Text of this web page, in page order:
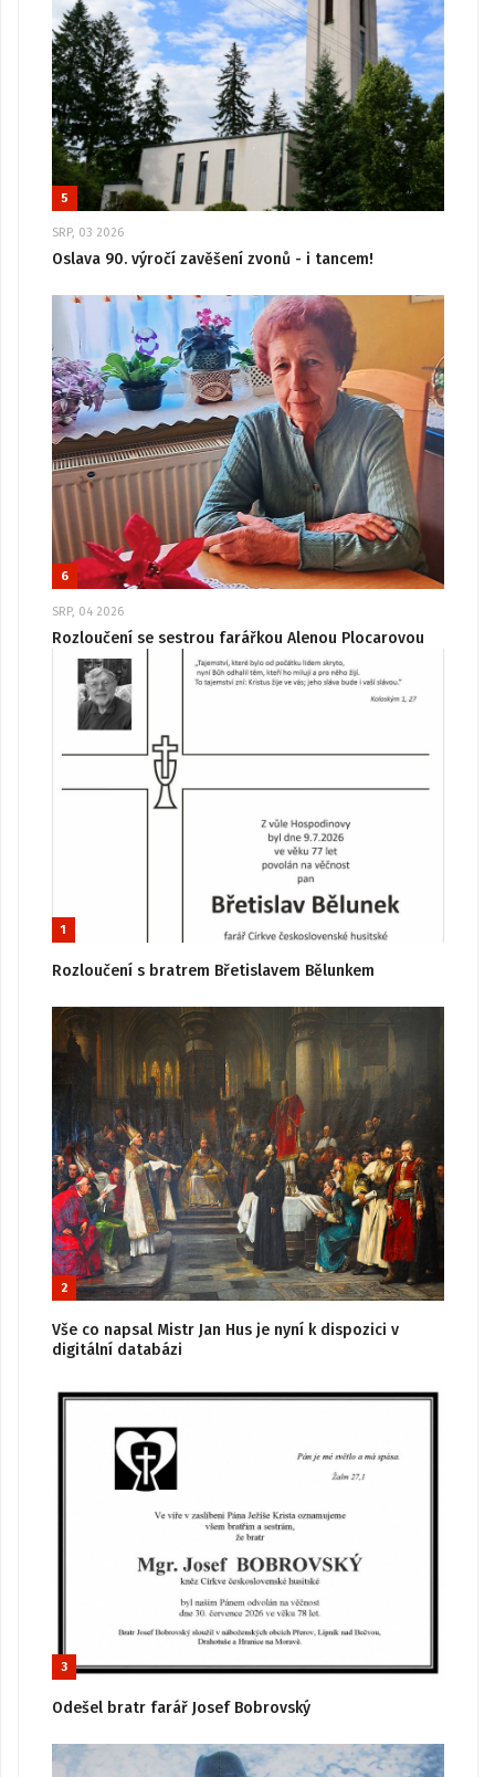
5
SRP, 03 2026
Oslava 90. výročí zavěšení zvonů - i tancem!
6
SRP, 04 2026
Rozloučení se sestrou farářkou Alenou Plocarovou
1
Rozloučení s bratrem Břetislavem Bělunkem
2
Vše co napsal Mistr Jan Hus je nyní k dispozici v
digitální databázi
3
Odešel bratr farář Josef Bobrovský